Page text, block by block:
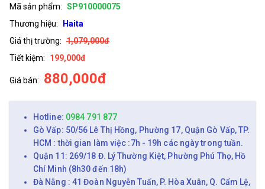
Mã sản phẩm: SP910000075
Thương hiệu:
Haita
Giá thị trường: 1,079,000đ
Tiết kiệm:
199,000đ
Giá bán: 880,000đ
Hotline: 0984 791 877
Gò Vấp: 50/56 Lê Thị Hồng, Phường 17, Quận Gò Vấp, TP.
HCM : thời gian làm việc :7h - 19h các ngày trong tuần.
Quận 11: 269/18 Đ. Lý Thường Kiệt, Phường Phú Thọ, Hồ
Chí Minh (8h30 đến 18h)
Đà Nẵng : 41 Đoàn Nguyễn Tuấn, P. Hòa Xuân, Q. Cẩm Lệ,